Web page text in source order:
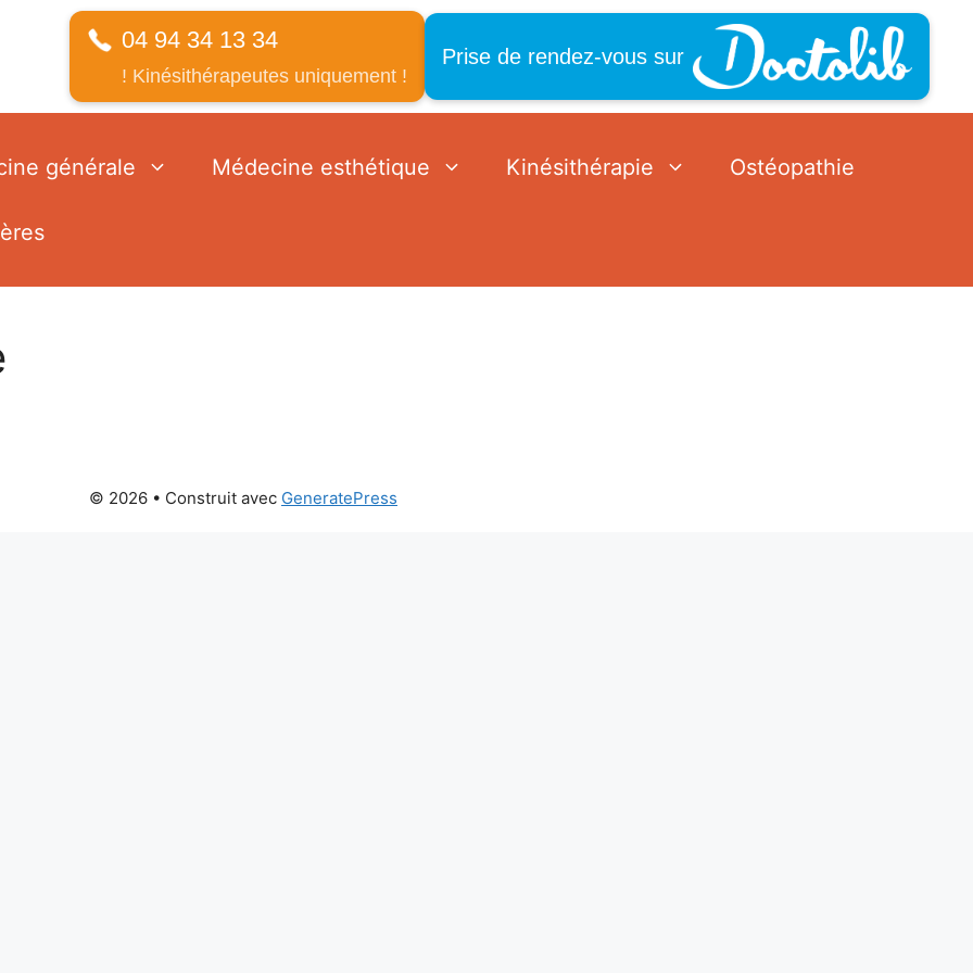
04 94 34 13 34
! Kinésithérapeutes uniquement !
Prise de rendez-vous sur
générale Médecine esthétique Kinésithérapie Ostéopathie
© 2026 • Construit avec GeneratePress